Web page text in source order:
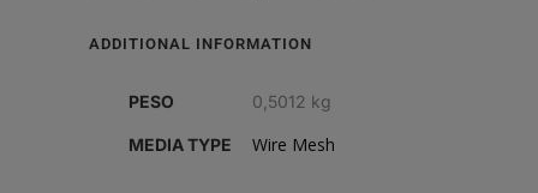
ADDITIONAL INFORMATION
PESO 0,5012 kg
MEDIA TYPE Wire Mesh